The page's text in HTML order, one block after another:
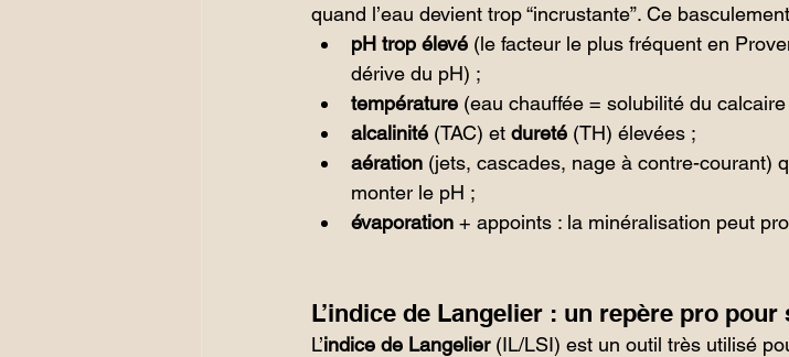
quand l’eau devient trop “incrustante”. Ce
pH trop élevé (le facteur le plus fréquent en
dérive du pH) ;
température (eau chauffée = solubilité du
alcalinité (TAC) et dureté (TH) élevées ;
aération (jets, cascades, nage à contre-courant)
monter le pH ;
évaporation + appoints : la minéralisation peut
L’indice de Langelier : un repère pro
L’indice de Langelier (IL/LSI) est un outil très utilisé